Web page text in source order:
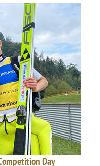
Day